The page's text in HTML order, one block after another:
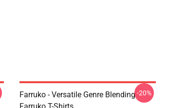
Farruko - Versatile Genre Blending-20%